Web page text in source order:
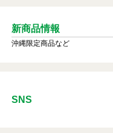
新商品情報
沖縄限定商品など
SNS